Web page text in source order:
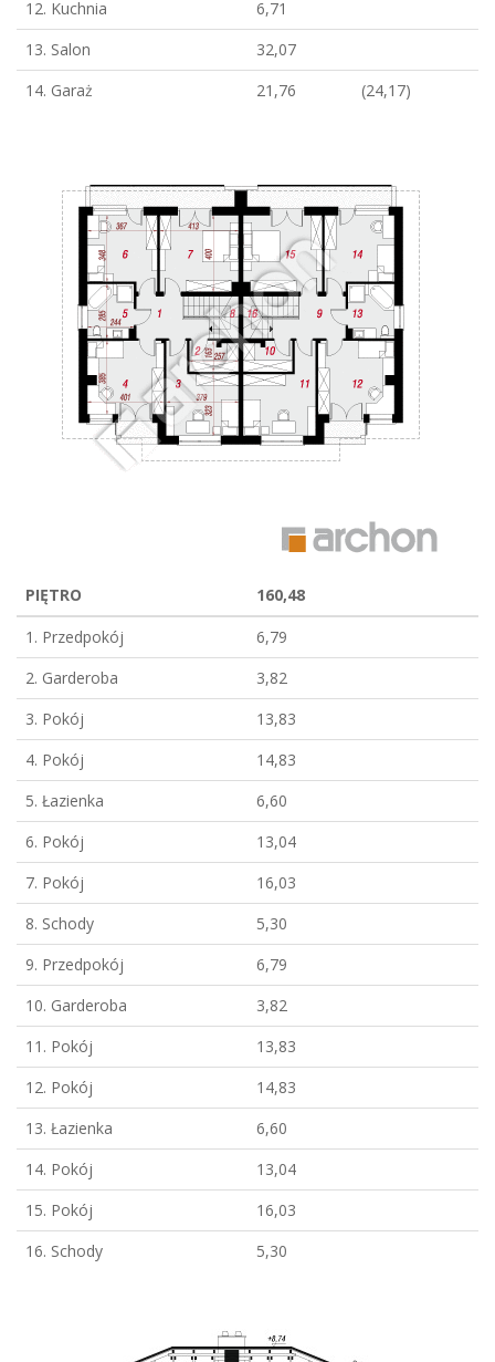
12. Kuchnia
6,71
13. Salon
32,07
14. Garaż
21,76 (24,17)
PIĘTRO
160,48
1. Przedpokój
6,79
2. Garderoba
3,82
3. Pokój
13,83
4. Pokój
14,83
5. Łazienka
6,60
6. Pokój
13,04
7. Pokój
16,03
8. Schody
5,30
9. Przedpokój
6,79
10. Garderoba
3,82
11. Pokój
13,83
12. Pokój
14,83
13. Łazienka
6,60
14. Pokój
13,04
15. Pokój
16,03
16. Schody
5,30